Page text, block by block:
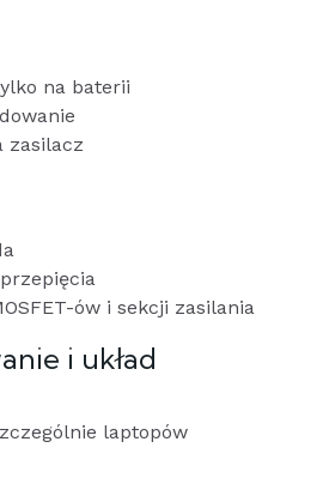
na baterii
zasilacz
ów i sekcji zasilania
i układ
laptopów